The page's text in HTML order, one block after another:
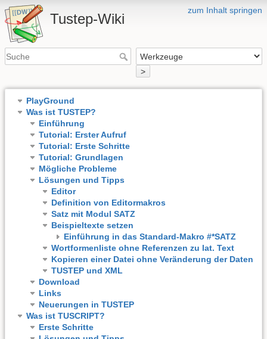
zum Inhalt springen
Tustep-Wiki
>
PlayGround
Was ist TUSTEP?
Einführung
Tutorial: Erster Aufruf
Tutorial: Erste Schritte
Tutorial: Grundlagen
Mögliche Probleme
Lösungen und Tipps
Editor
Definition von Editormakros
Satz mit Modul SATZ
Beispieltexte setzen
Einführung in das Standard-Makro #*SATZ
Wortformenliste ohne Referenzen zu l​at. Text
Kopieren einer Datei ohne Veränderung der Daten
TUSTEP und XML
Download
Links
Neuerungen in TUSTEP
Was ist TUSCRIPT?
Erste Schritte